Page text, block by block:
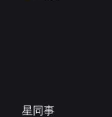
星同事